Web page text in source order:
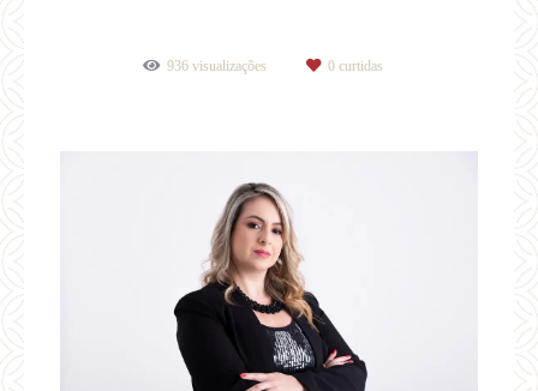
936 visualizações 0 curtidas